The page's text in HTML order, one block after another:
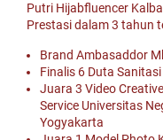
Putri Hijabfluencer
Prestasi dalam 3 tahun
Brand Ambasaddor
Finalis 6 Duta
Juara 3 Video
Service Universitas
Yogyakarta